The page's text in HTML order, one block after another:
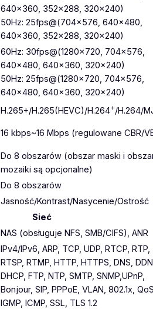
640×360, 352×288, 320×240)
50Hz: 25fps@(704×576, 640×480,
640×360, 352×288, 320×240)
60Hz: 30fps@(1280×720, 704×576,
640×480, 640×360, 320×240)
50Hz: 25fps@(1280×720, 704×576,
640×480, 640×360, 320×240)
H.265+/H.265(HEVC)/H.264+/H.264/
16 kbps~16 Mbps (regulowane CBR/
Do 8 obszarów (obszar maski i
mozaiki są opcjonalne)
Do 8 obszarów
Jasność/Kontrast/Nasycenie/Ostrość
Sieć
NAS (obsługuje NFS, SMB/CIFS), ANR
IPv4/IPv6, ARP, TCP, UDP, RTCP, RTP,
RTSP, RTMP, HTTP, HTTPS, DNS,
DHCP, FTP, NTP, SMTP, SNMP,UPnP,
Bonjour, SIP, PPPoE, VLAN, 802.1x,
IGMP, ICMP, SSL, TLS 1.2